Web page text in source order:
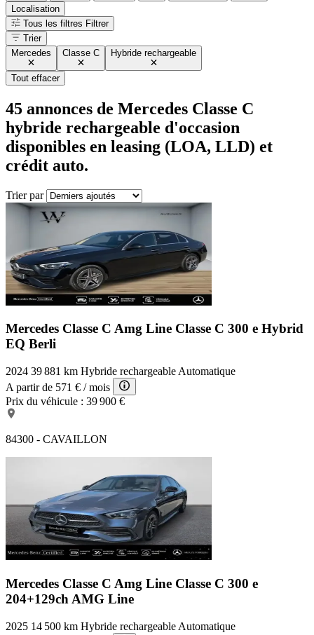
Localisation
Tous les filtres Filtrer
Trier
Mercedes
Classe C Hybride rechargeable
Tout effacer
45 annonces de Mercedes Classe C
hybride rechargeable d'occasion
disponibles en leasing (LOA, LLD) et
crédit auto.
Trier par
Mercedes Classe C Amg Line Classe C 300 e Hybrid
EQ Berli
2024 39 881 km Hybride rechargeable Automatique
A partir de 571 € / mois
Prix du véhicule : 39 900 €
84300 - CAVAILLON
Mercedes Classe C Amg Line Classe C 300 e
204+129ch AMG Line
2025 14 500 km Hybride rechargeable Automatique